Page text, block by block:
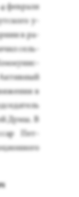
фев­ра­ля
у­
в ра­
сель­
Ак­тивный
в
Ду­мы. В
Пет­